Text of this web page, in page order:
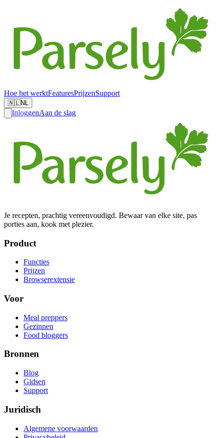
Hoe het werktFeaturesPrijzenSupport
🇳🇱NL
InloggenAan de slag
Je recepten, prachtig vereenvoudigd. Bewaar van elke site, pas
porties aan, kook met plezier.
Product
Functies
Prijzen
Browserextensie
Voor
Meal preppers
Gezinnen
Food bloggers
Bronnen
Blog
Gidsen
Support
Juridisch
Algemene voorwaarden